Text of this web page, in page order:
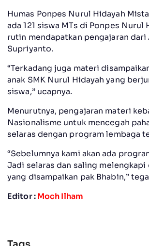
Humas Ponpes Nurul Hidayah
ada 121 siswa MTs di Ponpes Nurul
rutin mendapatkan pengajaran dari
Supriyanto.
“Terkadang juga materi
anak SMK Nurul Hidayah yang
siswa,” ucapnya.
Menurutnya, pengajaran materi
Nasionalisme untuk mencegah
selaras dengan program lembaga
“Sebelumnya kami akan ada
Jadi selaras dan saling melengkapi
yang disampaikan pak Bhabin,”
Editor :Moch Ilham